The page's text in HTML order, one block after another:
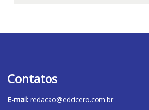
Contatos
E-mail: redacao@edcicero.com.br